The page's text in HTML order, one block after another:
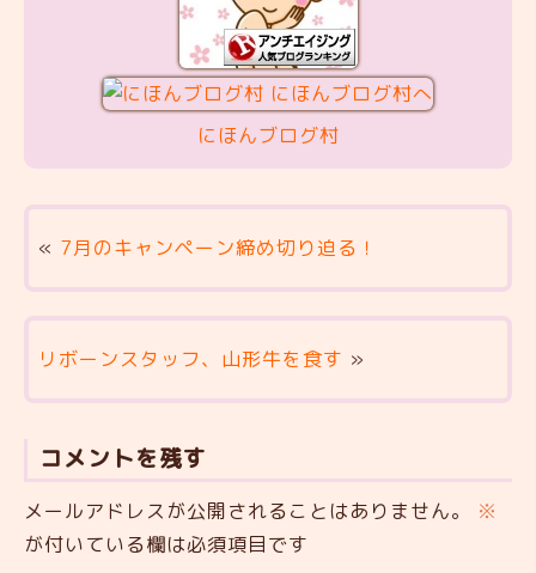
にほんブログ村
« 7月のキャンペーン締め切り迫る！
リボーンスタッフ、山形牛を食す »
コメントを残す
メールアドレスが公開されることはありません。
※
が付いている欄は必須項目です